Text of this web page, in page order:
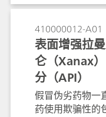
产生荧光, 从而
增强拉曼活性/
拉曼光谱（SERS
410000012-A01
表面增强拉
仑（Xanax
分（API）
假冒伪劣药物一
药使用欺骗性的